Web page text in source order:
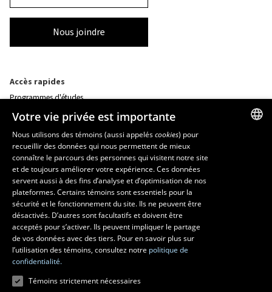
Nous joindre
Accès rapides
Programmes d'études
Nos départements et école
Foire aux questions
Ressources
monPortail
MESURES D'URGENCE
Composer le418 656-5555
Votre vie privée est importante
Nous utilisons des témoins (aussi appeléscookies) pour
recueillir des données qui nous permettent de mieux
connaître le parcours des personnes qui visitent notre site
et de toujours améliorer votre expérience. Ces données
servent aussi à des fins d’analyse et d’optimisation de nos
plateformes. Certains témoins sont essentiels pour la
sécurité et le fonctionnement du site. Ils ne peuvent être
désactivés. D’autres sont facultatifs et doivent être
acceptés pour s’activer. Ils peuvent impliquer le partage
de vos données avec des tiers. Pour en savoir plus sur
l’utilisation des témoins, consultez notre politique de
confidentialité.
Témoins strictement nécessaires